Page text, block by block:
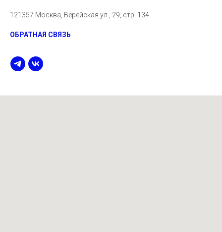
121357 Москва, Верейская ул., 29, стр. 134
ОБРАТНАЯ СВЯЗЬ